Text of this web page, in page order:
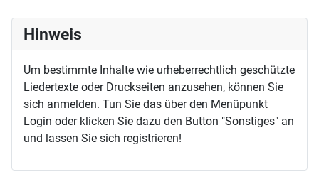
Hinweis
Um bestimmte Inhalte wie urheberrechtlich geschützte
Liedertexte oder Druckseiten anzusehen, können Sie
sich anmelden. Tun Sie das über den Menüpunkt
Login oder klicken Sie dazu den Button "Sonstiges" an
und lassen Sie sich registrieren!